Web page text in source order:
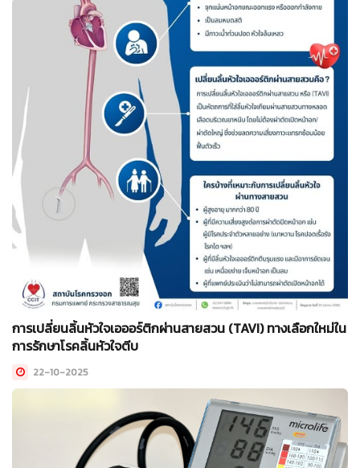
การเปลี่ยนลิ้นหัวใจเอออร์ติกผ่านสายสวน (TAVI) ทางเลือกใหม่ใน
การรักษาโรคลิ้นหัวใจตีบ
22-10-2025